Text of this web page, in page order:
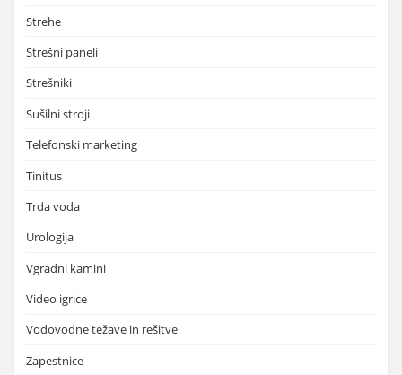
Strehe
Strešni paneli
Strešniki
Sušilni stroji
Telefonski marketing
Tinitus
Trda voda
Urologija
Vgradni kamini
Video igrice
Vodovodne težave in rešitve
Zapestnice